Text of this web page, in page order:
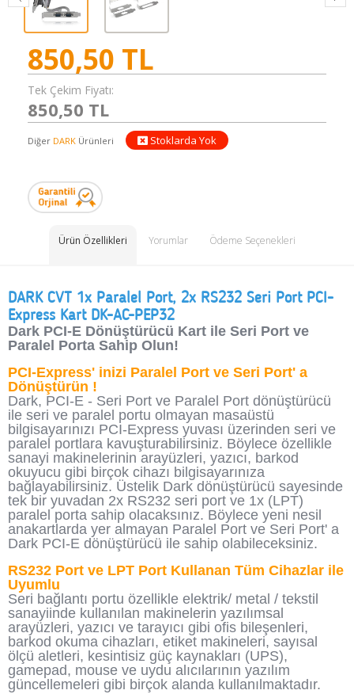
850,50 TL
Tek Çekim Fiyatı:
850,50 TL
Diğer DARK Ürünleri Stoklarda Yok
Ürün Özellikleri Yorumlar Ödeme Seçenekleri
DARK CVT 1x Paralel Port, 2x RS232 Seri Port PCI-
Express Kart DK-AC-PEP32
Dark PCI-E Dönüştürücü Kart ile Seri Port ve
Paralel Porta Sahip Olun!
PCI-Express' inizi Paralel Port ve Seri Port' a
Dönüştürün !
Dark, PCI-E - Seri Port ve Paralel Port dönüştürücü
ile seri ve paralel portu olmayan masaüstü
bilgisayarınızı PCI-Express yuvası üzerinden seri ve
paralel portlara kavuşturabilirsiniz. Böylece özellikle
sanayi makinelerinin arayüzleri, yazıcı, barkod
okuyucu gibi birçok cihazı bilgisayarınıza
bağlayabilirsiniz. Üstelik Dark dönüştürücü sayesinde
tek bir yuvadan 2x RS232 seri port ve 1x (LPT)
paralel porta sahip olacaksınız. Böylece yeni nesil
anakartlarda yer almayan Paralel Port ve Seri Port' a
Dark PCI-E dönüştürücü ile sahip olabileceksiniz.
RS232 Port ve LPT Port Kullanan Tüm Cihazlar ile
Uyumlu
Seri bağlantı portu özellikle elektrik/ metal / tekstil
sanayiinde kullanılan makinelerin yazılımsal
arayüzleri, yazıcı ve tarayıcı gibi ofis bileşenleri,
barkod okuma cihazları, etiket makineleri, sayısal
ölçü aletleri, kesintisiz güç kaynakları (UPS),
gamepad, mouse ve uydu alıcılarının yazılım
güncellemeleri gibi birçok alanda kullanılmaktadır.